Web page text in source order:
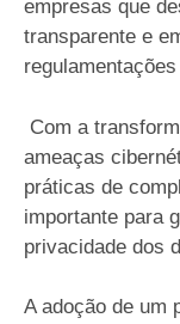
empresas que
transparente e
Com a
ameaças
práticas de
importante para
privacidade dos
A adoção de um